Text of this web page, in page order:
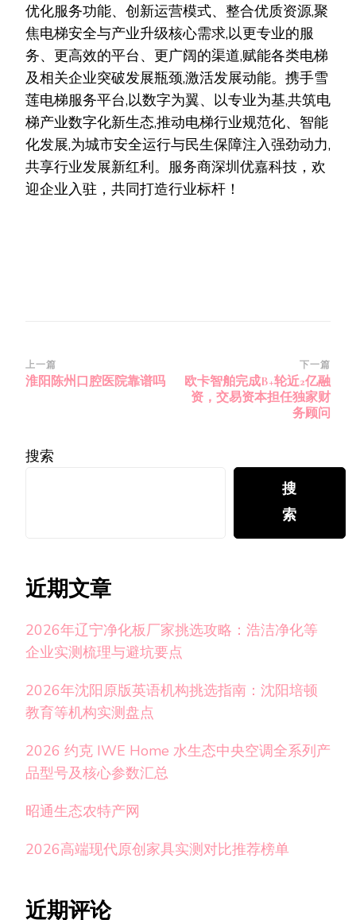
优化服务功能、创新运营模式、整合优质资源,聚
焦电梯安全与产业升级核心需求,以更专业的服
务、更高效的平台、更广阔的渠道,赋能各类电梯
及相关企业突破发展瓶颈,激活发展动能。携手雪
莲电梯服务平台,以数字为翼、以专业为基,共筑电
梯产业数字化新生态,推动电梯行业规范化、智能
化发展,为城市安全运行与民生保障注入强劲动力,
共享行业发展新红利。服务商深圳优嘉科技，欢
迎企业入驻，共同打造行业标杆！
博
文
上一篇
淮阳陈州口腔医院靠谱吗
下一篇
欧卡智舶完成B+轮近2亿融
资，交易资本担任独家财
务顾问
搜索
搜
索
近期文章
2026年辽宁净化板厂家挑选攻略：浩洁净化等
企业实测梳理与避坑要点
2026年沈阳原版英语机构挑选指南：沈阳培顿
教育等机构实测盘点
2026 约克 IWE Home 水生态中央空调全系列产
品型号及核心参数汇总
昭通生态农特产网
2026高端现代原创家具实测对比推荐榜单
近期评论